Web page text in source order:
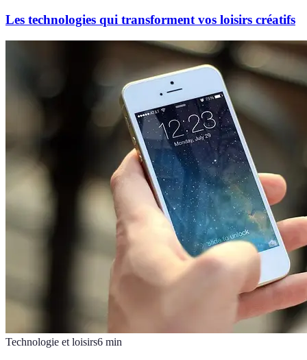
Les technologies qui transforment vos loisirs créatifs
Technologie et loisirs6 min